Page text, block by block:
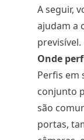
A seguir,
ajudam a
previsível.
Onde
Perfis em
conjunto
são
portas,